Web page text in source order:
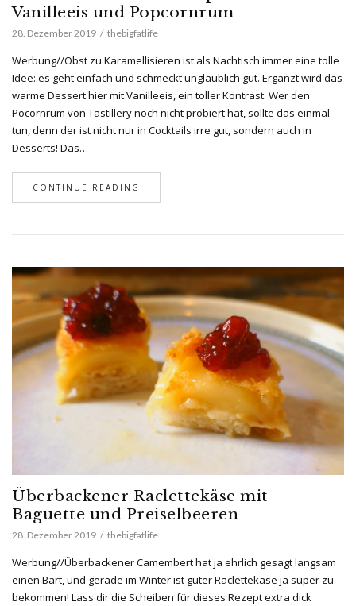
Vanilleeis und Popcornrum
28. Dezember 2019 thebigfatlife
Werbung//Obst zu Karamellisieren ist als Nachtisch immer eine tolle
Idee: es geht einfach und schmeckt unglaublich gut. Ergänzt wird das
warme Dessert hier mit Vanilleeis, ein toller Kontrast. Wer den
Pocornrum von Tastillery noch nicht probiert hat, sollte das einmal
tun, denn der ist nicht nur in Cocktails irre gut, sondern auch in
Desserts! Das…
CONTINUE READING
Überbackener Raclettekäse mit
Baguette und Preiselbeeren
28. Dezember 2019 thebigfatlife
Werbung//Überbackener Camembert hat ja ehrlich gesagt langsam
einen Bart, und gerade im Winter ist guter Raclettekäse ja super zu
bekommen! Lass dir die Scheiben für dieses Rezept extra dick